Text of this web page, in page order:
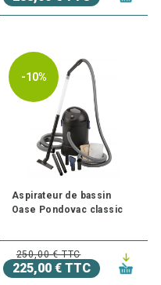
-10%
Aspirateur de bassin
Oase Pondovac classic
250,00 € TTC
225,00 € TTC